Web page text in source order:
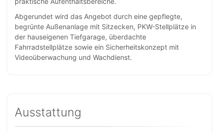
Abgerundet wird das Angebot durch eine gepflegte,
begrünte Außenanlage mit Sitzecken, PKW-Stellplätze in
der hauseigenen Tiefgarage, überdachte
Fahrradstellplätze sowie ein Sicherheitskonzept mit
Videoüberwachung und Wachdienst.
Ausstattung